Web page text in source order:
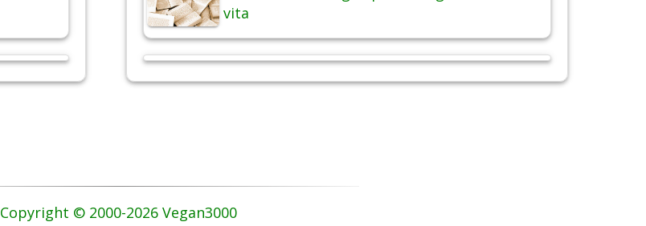
vita
Copyright © 2000-2026 Vegan3000